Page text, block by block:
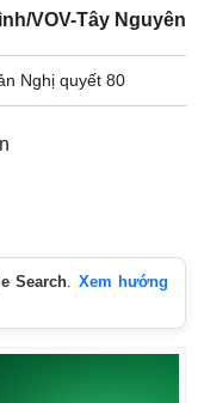
VOV-Tây Nguyên
Nghị quyết 80
Search
Xem hướng